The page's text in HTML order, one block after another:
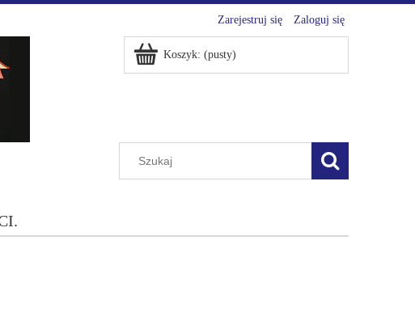
Zarejestruj się Zaloguj się
Koszyk: (pusty)